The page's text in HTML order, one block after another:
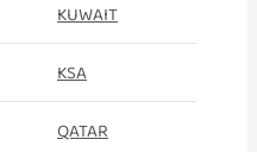
KUWAIT
KSA
QATAR